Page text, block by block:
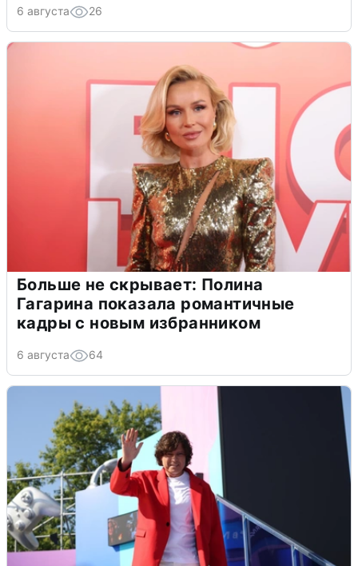
6 августа 26
Больше не скрывает: Полина
Гагарина показала романтичные
кадры с новым избранником
6 августа 64